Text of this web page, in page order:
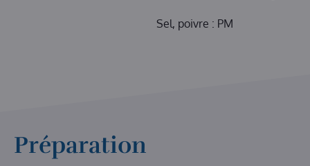
Sel, poivre : PM
Préparation